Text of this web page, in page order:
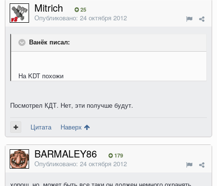
Mitrich 25
Опубликовано: 24 октября 2012
Ванёк писал:
На KDT похожи
Посмотрел КДТ. Нет, эти получше будут.
Цитата Наверх
BARMALEY86 179
Опубликовано: 24 октября 2012